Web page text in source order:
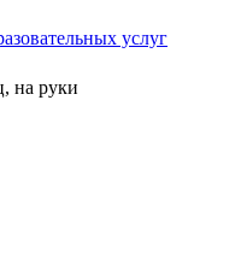
услуг
на руки